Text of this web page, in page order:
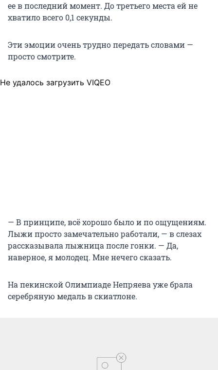
ее в последний момент. До третьего места ей не
хватило всего 0,1 секунды.
Эти эмоции очень трудно передать словами —
просто смотрите.
Не удалось загрузить VIQEO
— В принципе, всё хорошо было и по ощущениям.
Лыжи просто замечательно работали, — в слезах
рассказывала лыжница после гонки. — Да,
наверное, я молодец. Мне нечего сказать.
На пекинской Олимпиаде Непряева уже брала
серебряную медаль в скиатлоне.